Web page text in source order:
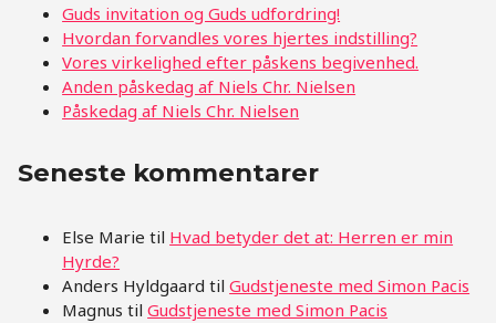
Guds invitation og Guds udfordring!
Hvordan forvandles vores hjertes indstilling?
Vores virkelighed efter påskens begivenhed.
Anden påskedag af Niels Chr. Nielsen
Påskedag af Niels Chr. Nielsen
Seneste kommentarer
Else Marie til Hvad betyder det at: Herren er min
Hyrde?
Anders Hyldgaard tilGudstjeneste med Simon Pacis
Magnus tilGudstjeneste med Simon Pacis